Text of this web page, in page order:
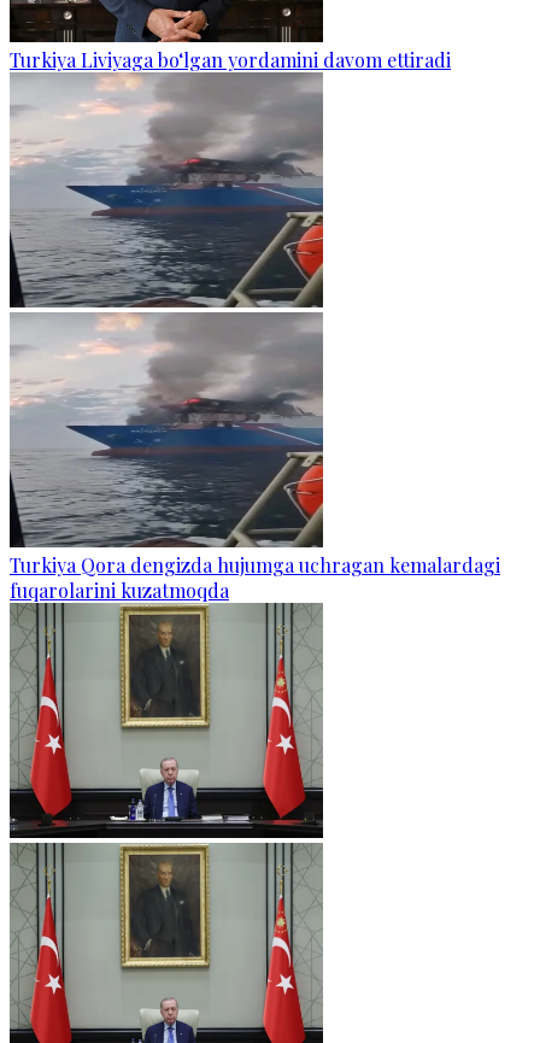
Turkiya Liviyaga bo‘lgan yordamini davom ettiradi
Turkiya Qora dengizda hujumga uchragan kemalardagi
fuqarolarini kuzatmoqda